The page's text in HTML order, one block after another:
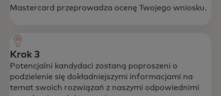
Mastercard przeprowadza ocenę Twojego wniosku.
Krok 3
Potencjalni kandydaci zostaną poproszeni o
podzielenie się dokładniejszymi informacjami na
temat swoich rozwiązań z naszymi odpowiednimi